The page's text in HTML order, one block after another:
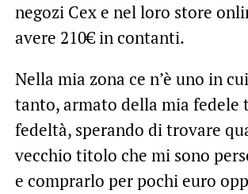
negozi Cex e nel loro store
avere 210€ in contanti.
Nella mia zona ce n’è uno in
tanto, armato della mia fedele
fedeltà, sperando di trovare
vecchio titolo che mi sono
e comprarlo per pochi euro